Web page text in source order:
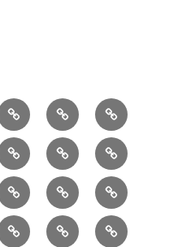
3/10：
は
ぎ
れ
4/10：
Ｈ
Ｍ
Ｂ
教
室
5/10：
事
業
9/10：
コ
ー
デ
creema
で
販
売
中
①
入
園
バ
ッ
⑤
巾
着
⑥
小
動
⑦
リ
ュ
⑪
⑫
⑬